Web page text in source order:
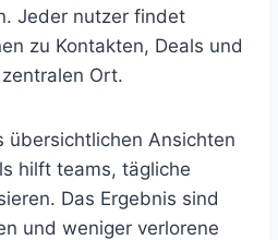
Jeder nutzer findet
zu Kontakten, Deals und
Ort.
übersichtlichen Ansichten
hilft teams, tägliche
Das Ergebnis sind
und weniger verlorene